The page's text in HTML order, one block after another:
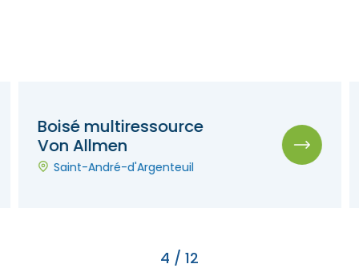
Boisé multiressource
Von Allmen
Saint-André-d'Argenteuil
4 / 12